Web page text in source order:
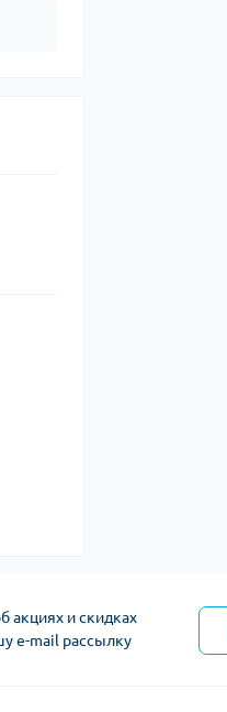
акциях и скидках
e-mail рассылку